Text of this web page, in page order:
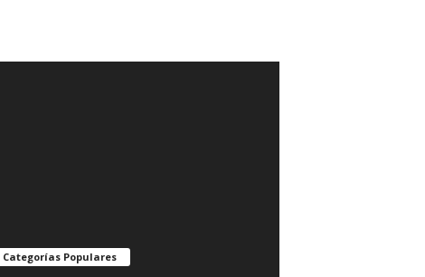
Categorías Populares